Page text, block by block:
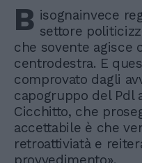
B isognainvece
settore
che sovente agisce
centrodestra. E
comprovato dagli
capogruppo del Pdl
Cicchitto, che
accettabile è che
retroattiviatà e